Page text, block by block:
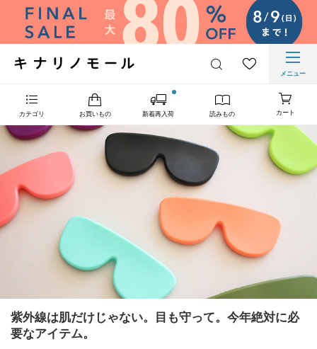
メニュー
カテゴリ お買いもの 新着再入荷 読みもの カート
紫外線は肌だけじゃない。目も守って。今年絶対に必
要なアイテム。